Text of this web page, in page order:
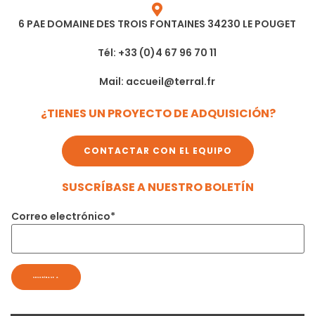
6 PAE DOMAINE DES TROIS FONTAINES 34230 LE POUGET
Tél: +33 (0)4 67 96 70 11
Mail: accueil@terral.fr
¿TIENES UN PROYECTO DE ADQUISICIÓN?
CONTACTAR CON EL EQUIPO
SUSCRÍBASE A NUESTRO BOLETÍN
Correo electrónico*